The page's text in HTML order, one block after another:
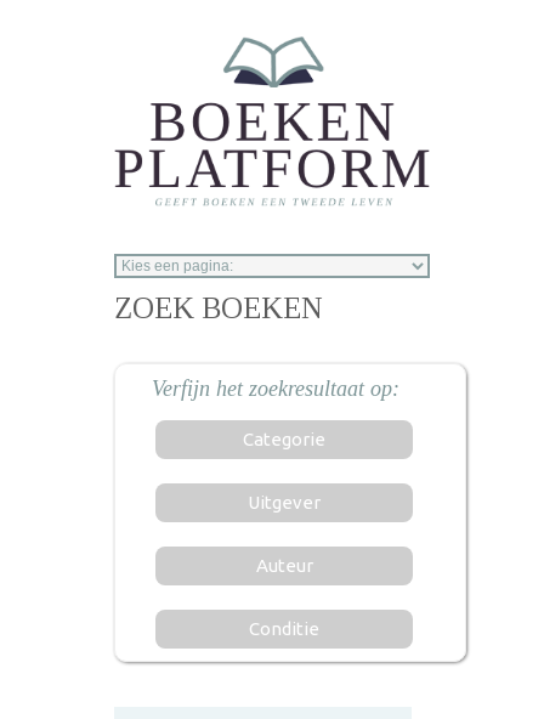
ZOEK BOEKEN
Categorie
Uitgever
Auteur
Conditie